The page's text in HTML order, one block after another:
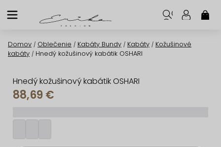
na
Domov / Oblečenie / Kabáty Bundy / Kabáty / Kožušinové
kabáty / Hnedý kožušinový kabátik OSHARI
Hnedý kožušinový kabátik OSHARI
88,69 €